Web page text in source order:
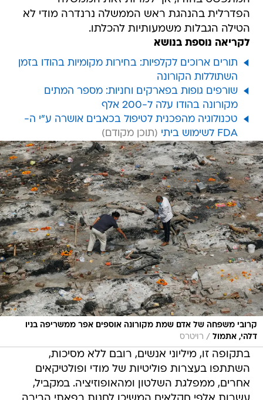
הפדרלית בהנהגת ראש הממשלה נרנדרה מודי לא
הטילה הגבלות משמעותיות להכלתו.
לקריאה נוספת בנושא
תורים ארוכים לקלפיות: בחירות מקומיות בהודו בזמן
השתוללות הקורונה
שורפים גופות בפארקים וחניות: מספר המתים
מקורונה בהודו עלה ל-200 אלף
טכנולוגיה מהפכנית לטיפול בכאבים אושרה ע"י ה-
FDA לשימוש ביתי
קרובי משפחה של אדם שמת מקורונה אוספים אפר ממשריפה בניו
דלהי, אתמול / רויטרס
בתקופה זו, מיליוני אנשים, רובם ללא מסיכות,
השתתפו בעצרות פוליטיות של מודי ופולטיקאים
אחרים, ממפלגת השלטון ומהאופוזיציה. במקביל,